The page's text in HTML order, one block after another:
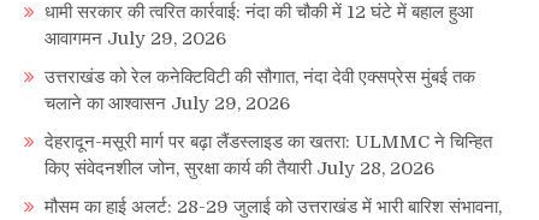
धामी सरकार की त्वरित कार्रवाई: नंदा की चौकी में 12 घंटे में बहाल हुआ
आवागमन July 29, 2026
उत्तराखंड को रेल कनेक्टिविटी की सौगात, नंदा देवी एक्सप्रेस मुंबई तक
चलाने का आश्वासन July 29, 2026
देहरादून-मसूरी मार्ग पर बढ़ा लैंडस्लाइड का खतरा: ULMMC ने चिन्हित
किए संवेदनशील जोन, सुरक्षा कार्य की तैयारी July 28, 2026
मौसम का हाई अलर्ट: 28-29 जुलाई को उत्तराखंड में भारी बारिश संभावना,